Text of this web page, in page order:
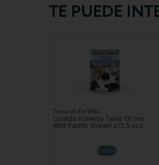
TE PUEDE
Taste of the Wild
Comida Húmeda Taste Of the
Wild Pacific Stream x13.5 onz
13.5 Oz